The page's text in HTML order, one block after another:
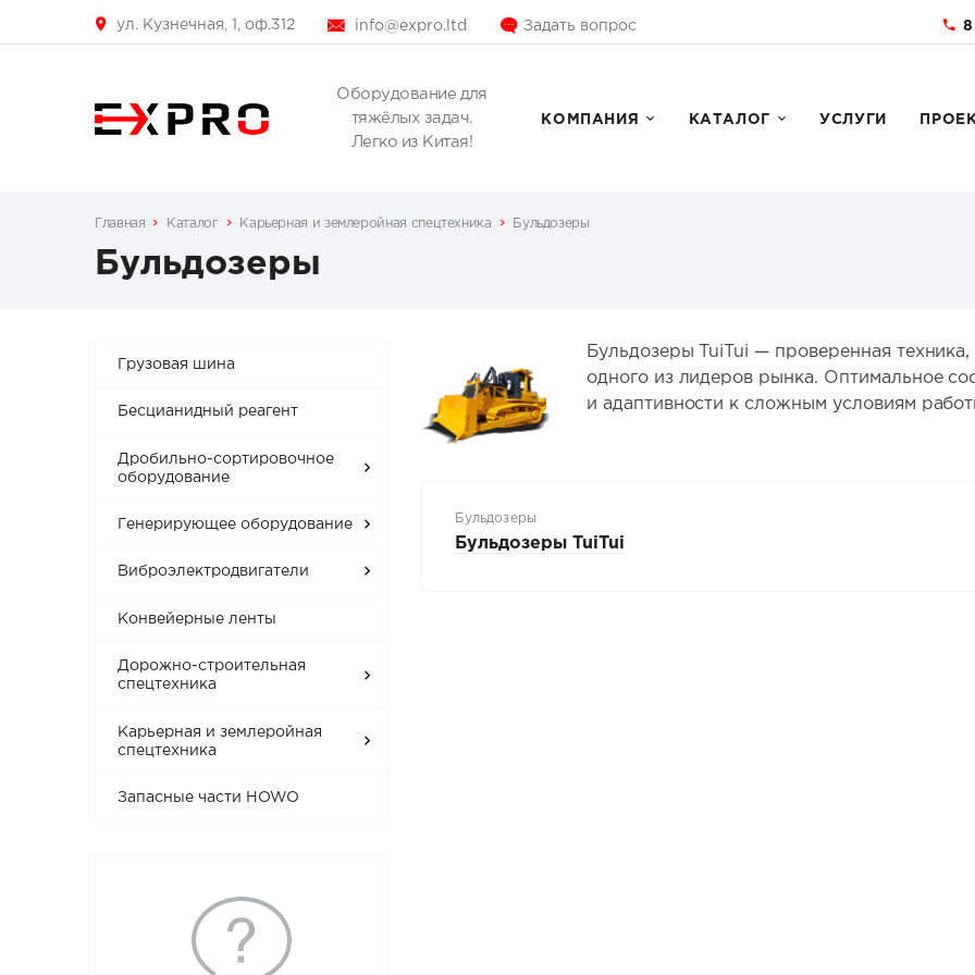
ул. Кузнечная, 1, оф.312 info@expro.ltd Задать вопрос 8
Оборудование для
тяжёлых задач.
Легко из Китая!
КОМПАНИЯ КАТАЛОГ УСЛУГИ
Главная Каталог Карьерная и землеройная спецтехника Бульдозеры
Бульдозеры
Грузовая шина
Бесцианидный реагент
Дробильно-сортировочное
оборудование
Генерирующее оборудование
Виброэлектродвигатели
Конвейерные ленты
Дорожно-строительная
спецтехника
Карьерная и землеройная
спецтехника
Запасные части HOWO
Бульдозеры TuiTui — проверенная
одного из лидеров рынка. Оптимальное
и адаптивности к сложным условиям
Бульдозеры
Бульдозеры TuiTui